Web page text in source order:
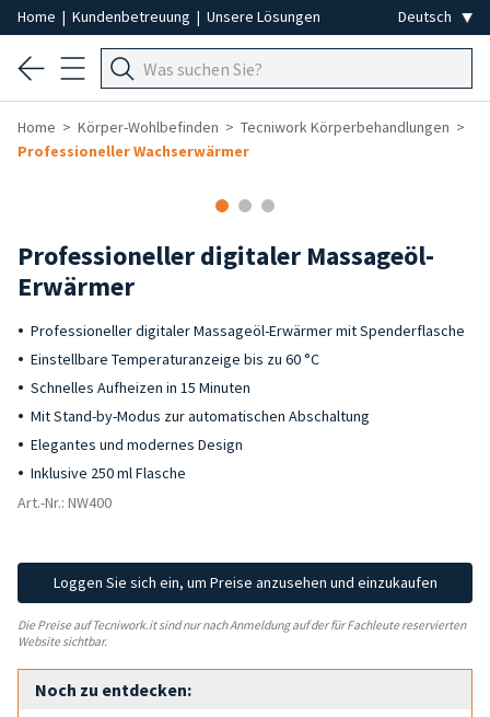
Home | Kundenbetreuung | Unsere Lösungen
Home Körper-Wohlbefinden
Tecniwork Körperbehandlungen
Professioneller Wachserwärmer
Professioneller digitaler Massageöl-
Erwärmer
Professioneller digitaler Massageöl-Erwärmer mit Spenderflasche
Einstellbare Temperaturanzeige bis zu 60 °C
Schnelles Aufheizen in 15 Minuten
Mit Stand-by-Modus zur automatischen Abschaltung
Elegantes und modernes Design
Inklusive 250 ml Flasche
Art.-Nr.: NW400
Loggen Sie sich ein, um Preise anzusehen und einzukaufen
Die Preise auf Tecniwork.it sind nur nach Anmeldung auf der für Fachleute reservierten
Website sichtbar.
Noch zu entdecken: